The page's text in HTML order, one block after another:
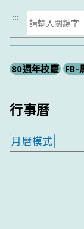
搜
尋
:::
80週年校慶 FB-
行事曆
月曆模式